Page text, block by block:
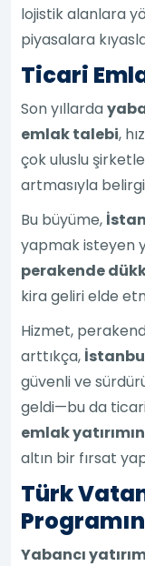
lojistik alanlara
piyasalara
Ticari
Son yıllarda
emlak talebi,
çok uluslu
artmasıyla
Bu büyüme,
yapmak isteyen
perakende
kira geliri elde
Hizmet,
arttıkça,
güvenli ve
geldi—bu da
emlak
altın bir fırsat
Türk
Yabancı